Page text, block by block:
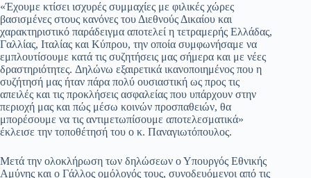
«Έχουμε κτίσει ισχυρές συμμαχίες με φιλικές χώρες
βασισμένες στους κανόνες του Διεθνούς Δικαίου και
χαρακτηριστικό παράδειγμα αποτελεί η τετραμερής Ελλάδας,
Γαλλίας, Ιταλίας και Κύπρου, την οποία συμφωνήσαμε να
εμπλουτίσουμε κατά τις συζητήσεις μας σήμερα και με νέες
δραστηριότητες. Δηλώνω εξαιρετικά ικανοποιημένος που η
συζήτησή μας ήταν πάρα πολύ ουσιαστική ως προς τις
απειλές και τις προκλήσεις ασφαλείας που υπάρχουν στην
περιοχή μας και πώς μέσω κοινών προσπαθειών, θα
μπορέσουμε να τις αντιμετωπίσουμε αποτελεσματικά»
έκλεισε την τοποθέτησή του ο κ. Παναγιωτόπουλος.
Μετά την ολοκλήρωση των δηλώσεων ο Υπουργός Εθνικής
Αμύνης και ο Γάλλος ομόλογός τους, συνοδευόμενοι από τις